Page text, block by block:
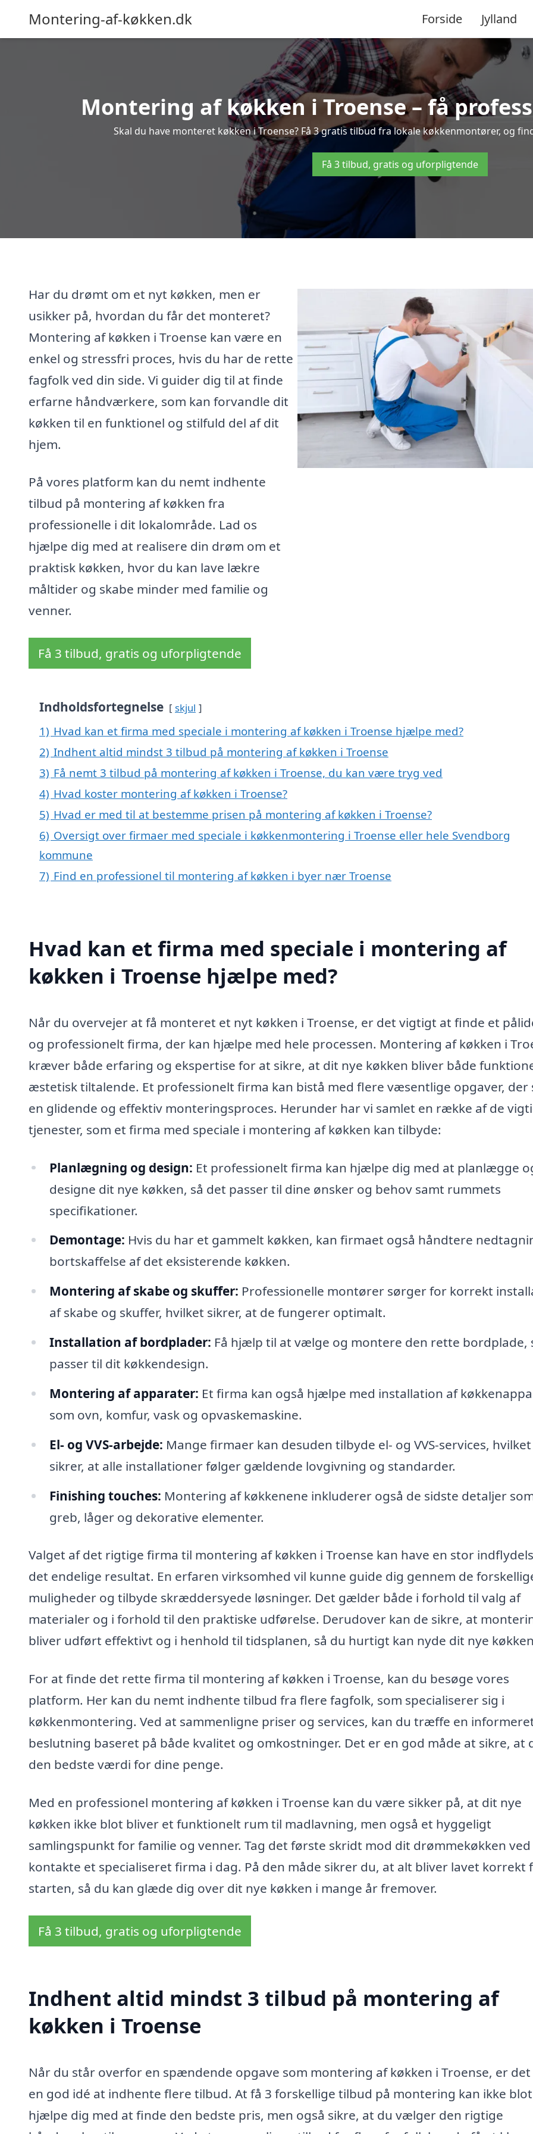
Montering-af-køkken.dk Forside Jylland
Montering af køkken i Troense – få
Skal du have monteret køkken i Troense? Få 3 gratis tilbud fra lokale køkkenmontører, og
Få 3 tilbud, gratis og uforpligtende
Har du drømt om et nyt køkken, men er
usikker på, hvordan du får det monteret?
Montering af køkken i Troense kan være en
enkel og stressfri proces, hvis du har de rette
fagfolk ved din side. Vi guider dig til at finde
erfarne håndværkere, som kan forvandle dit
køkken til en funktionel og stilfuld del af dit
hjem.
På vores platform kan du nemt indhente
tilbud på montering af køkken fra
professionelle i dit lokalområde. Lad os
hjælpe dig med at realisere din drøm om et
praktisk køkken, hvor du kan lave lækre
måltider og skabe minder med familie og
venner.
Få 3 tilbud, gratis og uforpligtende
Indholdsfortegnelse skjul
1) Hvad kan et firma med speciale i montering af køkken i Troense hjælpe med?
2) Indhent altid mindst 3 tilbud på montering af køkken i Troense
3) Få nemt 3 tilbud på montering af køkken i Troense, du kan være tryg ved
4) Hvad koster montering af køkken i Troense?
5) Hvad er med til at bestemme prisen på montering af køkken i Troense?
6) Oversigt over firmaer med speciale i køkkenmontering i Troense eller hele Svendborg
kommune
7) Find en professionel til montering af køkken i byer nær Troense
Hvad kan et firma med speciale i montering af
køkken i Troense hjælpe med?
Når du overvejer at få monteret et nyt køkken i Troense, er det vigtigt at finde et
og professionelt firma, der kan hjælpe med hele processen. Montering af køkken i
kræver både erfaring og ekspertise for at sikre, at dit nye køkken bliver både
æstetisk tiltalende. Et professionelt firma kan bistå med flere væsentlige opgaver, der
en glidende og effektiv monteringsproces. Herunder har vi samlet en række af de
tjenester, som et firma med speciale i montering af køkken kan tilbyde:
Planlægning og design: Et professionelt firma kan hjælpe dig med at planlægge
designe dit nye køkken, så det passer til dine ønsker og behov samt rummets
specifikationer.
Demontage: Hvis du har et gammelt køkken, kan firmaet også håndtere
bortskaffelse af det eksisterende køkken.
Montering af skabe og skuffer: Professionelle montører sørger for korrekt
af skabe og skuffer, hvilket sikrer, at de fungerer optimalt.
Installation af bordplader: Få hjælp til at vælge og montere den rette bordplade,
passer til dit køkkendesign.
Montering af apparater: Et firma kan også hjælpe med installation af
som ovn, komfur, vask og opvaskemaskine.
El- og VVS-arbejde: Mange firmaer kan desuden tilbyde el- og VVS-services, hvilket
sikrer, at alle installationer følger gældende lovgivning og standarder.
Finishing touches: Montering af køkkenene inkluderer også de sidste detaljer
greb, låger og dekorative elementer.
Valget af det rigtige firma til montering af køkken i Troense kan have en stor
det endelige resultat. En erfaren virksomhed vil kunne guide dig gennem de
muligheder og tilbyde skræddersyede løsninger. Det gælder både i forhold til valg af
materialer og i forhold til den praktiske udførelse. Derudover kan de sikre, at
bliver udført effektivt og i henhold til tidsplanen, så du hurtigt kan nyde dit nye
For at finde det rette firma til montering af køkken i Troense, kan du besøge vores
platform. Her kan du nemt indhente tilbud fra flere fagfolk, som specialiserer sig i
køkkenmontering. Ved at sammenligne priser og services, kan du træffe en
beslutning baseret på både kvalitet og omkostninger. Det er en god måde at sikre, at
den bedste værdi for dine penge.
Med en professionel montering af køkken i Troense kan du være sikker på, at dit nye
køkken ikke blot bliver et funktionelt rum til madlavning, men også et hyggeligt
samlingspunkt for familie og venner. Tag det første skridt mod dit drømmekøkken
kontakte et specialiseret firma i dag. På den måde sikrer du, at alt bliver lavet korrekt
starten, så du kan glæde dig over dit nye køkken i mange år fremover.
Få 3 tilbud, gratis og uforpligtende
Indhent altid mindst 3 tilbud på montering af
køkken i Troense
Når du står overfor en spændende opgave som montering af køkken i Troense, er
en god idé at indhente flere tilbud. At få 3 forskellige tilbud på montering kan ikke blot
hjælpe dig med at finde den bedste pris, men også sikre, at du vælger den rigtige